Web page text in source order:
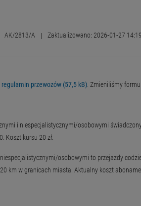
AK/2813/A | Zaktualizowano: 2026-01-27 14:19
regulamin przewozów (57,5 kB). Zmieniliśmy
i niespecjalistycznymi/osobowymi
Koszt kursu 20 zł.
osobowymi to przejazdy
km w granicach miasta. Aktualny koszt